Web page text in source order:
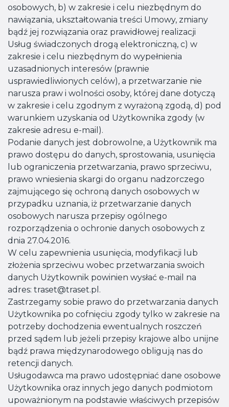
osobowych, b) w zakresie i celu niezbędnym do
nawiązania, ukształtowania treści Umowy, zmiany
bądź jej rozwiązania oraz prawidłowej realizacji
Usług świadczonych drogą elektroniczną, c) w
zakresie i celu niezbędnym do wypełnienia
uzasadnionych interesów (prawnie
usprawiedliwionych celów), a przetwarzanie nie
narusza praw i wolności osoby, której dane dotyczą
w zakresie i celu zgodnym z wyrażoną zgodą, d) pod
warunkiem uzyskania od Użytkownika zgody (w
zakresie adresu e-mail).
Podanie danych jest dobrowolne, a Użytkownik ma
prawo dostępu do danych, sprostowania, usunięcia
lub ograniczenia przetwarzania, prawo sprzeciwu,
prawo wniesienia skargi do organu nadzorczego
zajmującego się ochroną danych osobowych w
przypadku uznania, iż przetwarzanie danych
osobowych narusza przepisy ogólnego
rozporządzenia o ochronie danych osobowych z
dnia 27.04.2016.
W celu zapewnienia usunięcia, modyfikacji lub
złożenia sprzeciwu wobec przetwarzania swoich
danych Użytkownik powinien wysłać e-mail na
adres: traset@traset.pl.
Zastrzegamy sobie prawo do przetwarzania danych
Użytkownika po cofnięciu zgody tylko w zakresie na
potrzeby dochodzenia ewentualnych roszczeń
przed sądem lub jeżeli przepisy krajowe albo unijne
bądź prawa międzynarodowego obligują nas do
retencji danych.
Usługodawca ma prawo udostępniać dane osobowe
Użytkownika oraz innych jego danych podmiotom
upoważnionym na podstawie właściwych przepisów